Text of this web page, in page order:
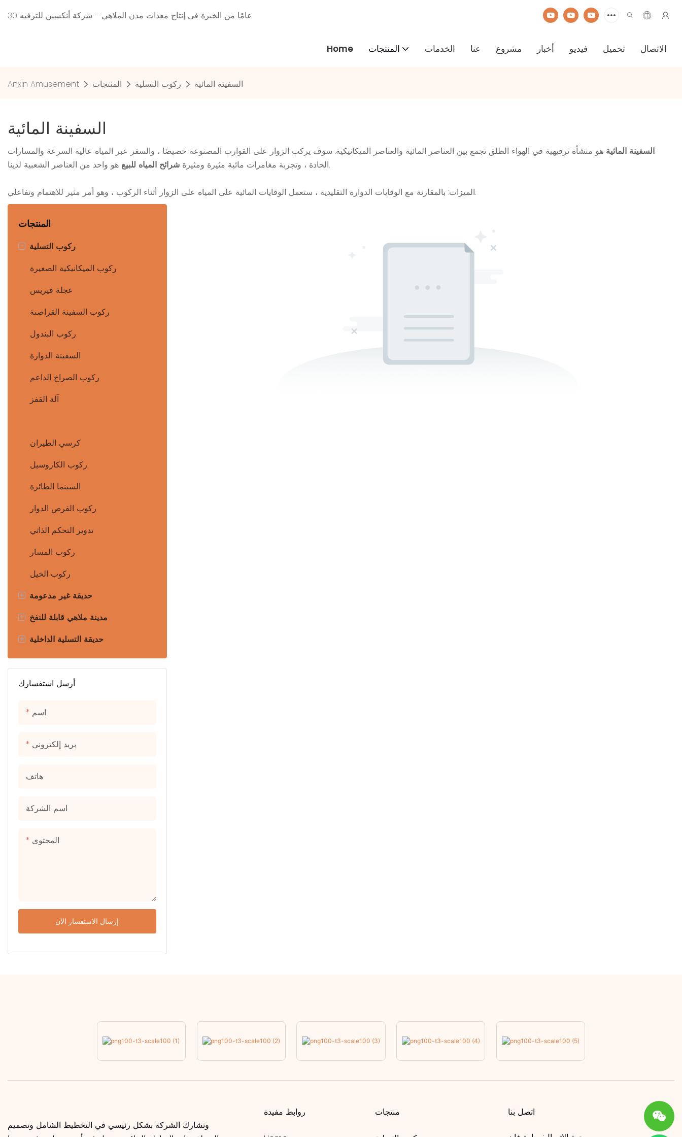
30 عامًا من الخبرة في إنتاج معدات مدن الملاهي - شركة أنكسين للترفيه
Home المنتجات الخدمات عنا مشروع أخبار فيديو تحميل الاتصال
Anxin Amusement المنتجات ركوب التسلية السفينة المائية
السفينة المائية
السفينة المائية هو منشأة ترفيهية في الهواء الطلق تجمع بين العناصر المائية والعناصر الميكانيكية. سوف يركب الزوار على القوارب المصنوعة خصيصًا ، والسفر عبر المياه عالية السرعة والمسارات
الحادة ، وتجربة مغامرات مائية مثيرة ومثيرة شرائح المياه للبيع هو واحد من العناصر الشعبية لدينا.
الميزات: بالمقارنة مع الوقايات الدوارة التقليدية ، ستعمل الوقايات المائية على المياه على الزوار أثناء الركوب ، وهو أمر مثير للاهتمام وتفاعلي.
المنتجات
-
ركوب التسلية
ركوب الميكانيكية الصغيرة
عجلة فيريس
ركوب السفينة القراصنة
ركوب البندول
السفينة الدوارة
ركوب الصراخ الداعم
آلة القفز
كرسي الطيران
ركوب الكاروسيل
السينما الطائرة
ركوب القرص الدوار
تدوير التحكم الذاتي
ركوب المسار
ركوب الخيل
+ حديقة غير مدعومة
ركوب الحديقة غير المتقدمة
تخطيط الحديقة & التصميم
الثقافة & مشروع السياحة
+ مدينة ملاهي قابلة للنفخ
حديقة ترفيهية قابلة للنفخ على + حديقة التسلية الداخلية
ملعب داخلي
حديقة الترامبولين
أرسل استفسارك
اسم
بريد إلكتروني
هاتف
اسم الشركة
المحتوى
إرسال الاستفسار الآن
وتشارك الشركة بشكل رئيسي في التخطيط الشامل وتصميم
روابط مفيدة منتجات اتصل بنا